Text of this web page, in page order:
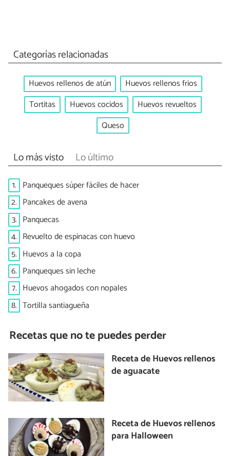
Categorías relacionadas
Huevos rellenos de atún
Huevos rellenos frios
Tortitas
Huevos cocidos
Huevos revueltos
Queso
Lo más visto Lo último
1. Panqueques súper fáciles de hacer
2. Pancakes de avena
3. Panquecas
4. Revuelto de espinacas con huevo
5. Huevos a la copa
6. Panqueques sin leche
7. Huevos ahogados con nopales
8. Tortilla santiagueña
Recetas que no te puedes perder
Receta de Huevos rellenos
de aguacate
Receta de Huevos rellenos
para Halloween